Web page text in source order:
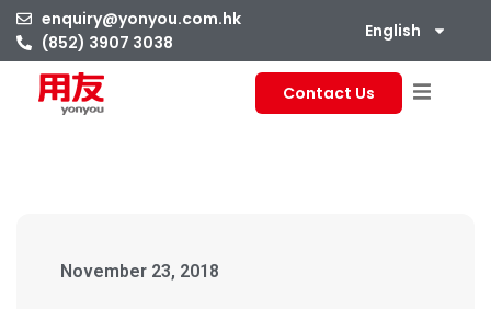
enquiry@yonyou.com.hk
(852) 3907 3038
English
Contact Us
November 23, 2018